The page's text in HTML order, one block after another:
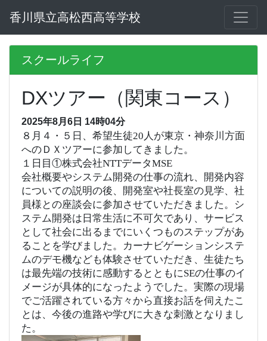
香川県立高松西高等学校
スクールライフ
DXツアー（関東コース）
2025年8月6日 14時04分
８月４・５日、希望生徒20人が東京・神奈川方面
へのＤＸツアーに参加してきました。
１日目①株式会社NTTデータMSE
会社概要やシステム開発の仕事の流れ、開発内容
についての説明の後、開発室や社長室の見学、社
員様との座談会に参加させていただきました。シ
ステム開発は日常生活に不可欠であり、サービス
として社会に出るまでにいくつものステップがあ
ることを学びました。カーナビゲーションシステ
ムのデモ機なども体験させていただき、生徒たち
は最先端の技術に感動するとともにSEの仕事のイ
メージが具体的になったようでした。 実際の現場
でご活躍されている方々から直接お話を伺えたこ
とは、今後の進路や学びに大きな刺激となりまし
た。